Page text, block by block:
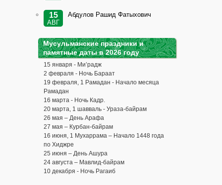
15
АВГ
Абдулов Рашид Фатыхович
Мусульманские праздники и
памятные даты в 2026 году
15 января - Ми’радж
2 февраля - Ночь Бараат
19 февраля, 1 Рамадан - Начало месяца
Рамадан
16 марта - Ночь Кадр.
20 марта, 1 шавваль - Ураза-байрам
26 мая – День Арафа
27 мая – Курбан-байрам
16 июня, 1 Мухаррама – Начало 1448 года
по Хиджре
25 июня – День Ашура
24 августа – Мавлид-байрам
10 декабря - Ночь Рагаиб